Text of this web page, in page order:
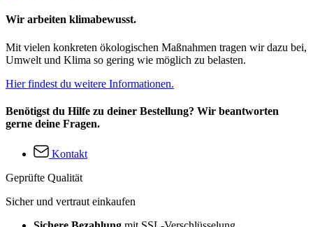
Wir arbeiten klimabewusst.
Mit vielen konkreten ökologischen Maßnahmen tragen wir dazu bei,
Umwelt und Klima so gering wie möglich zu belasten.
Hier findest du weitere Informationen.
Benötigst du Hilfe zu deiner Bestellung? Wir beantworten
gerne deine Fragen.
Kontakt
Geprüfte Qualität
Sicher und vertraut einkaufen